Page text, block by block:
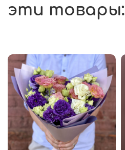
эти товары: